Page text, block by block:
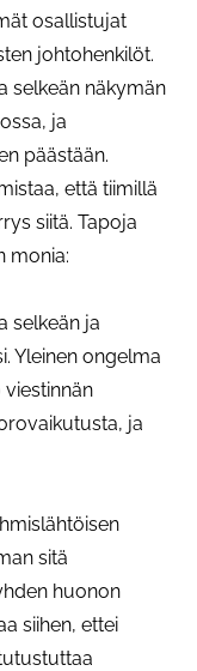
osallistujat
johtohenkilöt.
selkeän näkymän
ja
päästään.
että tiimillä
siitä. Tapoja
monia:
selkeän ja
Yleinen ongelma
ja
sitä
huonon
siihen, ettei